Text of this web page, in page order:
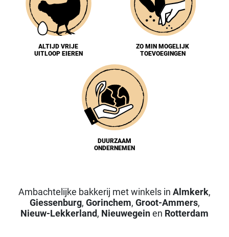
ALTIJD VRIJE
UITLOOP EIEREN
ZO MIN MOGELIJK
TOEVOEGINGEN
DUURZAAM
ONDERNEMEN
Ambachtelijke bakkerij met winkels in Almkerk,
Giessenburg, Gorinchem, Groot-Ammers,
Nieuw-Lekkerland, Nieuwegeinen Rotterdam